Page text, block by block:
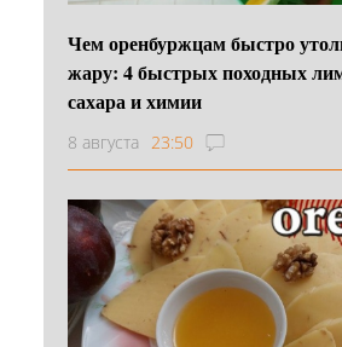
Чем оренбуржцам быстро
жару: 4 быстрых походных
сахара и химии
8 августа 23:50